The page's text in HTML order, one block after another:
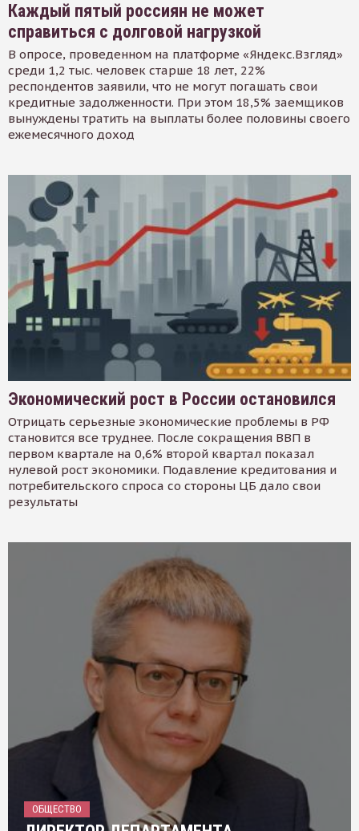
Каждый пятый россиян не может
справиться с долговой нагрузкой
В опросе, проведенном на платформе «Яндекс.Взгляд»
среди 1,2 тыс. человек старше 18 лет, 22%
респондентов заявили, что не могут погашать свои
кредитные задолженности. При этом 18,5% заемщиков
вынуждены тратить на выплаты более половины своего
ежемесячного доход
Экономический рост в России остановился
Отрицать серьезные экономические проблемы в РФ
становится все труднее. После сокращения ВВП в
первом квартале на 0,6% второй квартал показал
нулевой рост экономики. Подавление кредитования и
потребительского спроса со стороны ЦБ дало свои
результаты
ОБЩЕСТВО